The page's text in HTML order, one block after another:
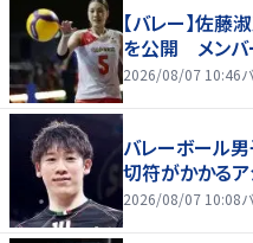
【バレー】佐
を公開 メンバ
2026/08/07 10:46
バレーボール
切符がかかるア
2026/08/07 10:08